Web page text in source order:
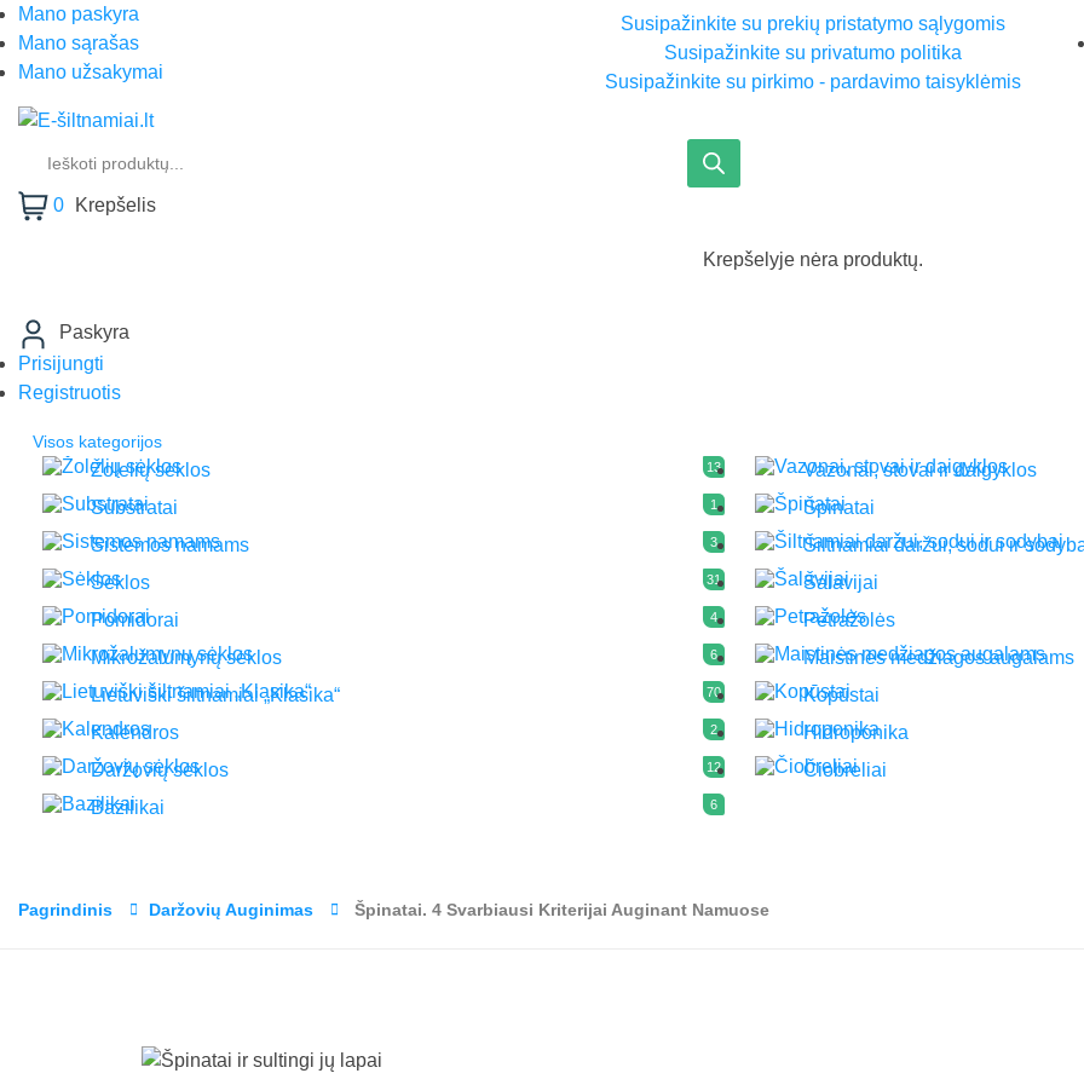
Mano paskyra
Mano sąrašas
Mano užsakymai
Susipažinkite su prekių pristatymo sąlygomis
Susipažinkite su privatumo politika
Susipažinkite su pirkimo - pardavimo taisyklėmis
search
0 Krepšelis
Krepšelyje nėra produktų.
Paskyra
Prisijungti
Registruotis
Visos kategorijos
Žolelių sėklos 13 Vazonai, stovai ir daigyklos
Substratai 1 Špinatai
Sistemos namams 3 Šiltnamiai daržui, sodui ir
Sėklos 31 Šalavijai
Pomidorai 4 Petražolės
Mikrožalumynų sėklos 6 Maistinės medžiagos augalams
Lietuviški šiltnamiai „Klasika“ 70 Kopūstai
Kalendros 2 Hidroponika
Daržovių sėklos 12 Čiobreliai
Bazilikai 6
Pagrindinis Daržovių Auginimas Špinatai. 4 Svarbiausi Kriterijai Auginant Namuose